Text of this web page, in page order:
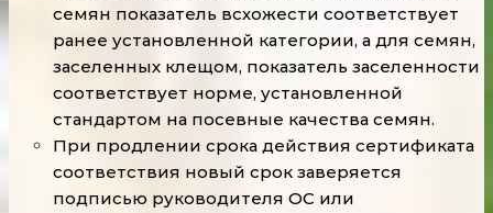
семян показатель всхожести соответствует
ранее установленной категории, а для семян,
заселенных клещом, показатель заселенности
соответствует норме, установленной
стандартом на посевные качества семян.
При продлении срока действия сертификата
соответствия новый срок заверяется
подписью руководителя ОС или